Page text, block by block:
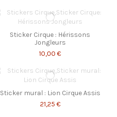
Sticker Cirque : Hérissons
Jongleurs
10,00 €
Sticker mural : Lion Cirque Assis
21,25 €